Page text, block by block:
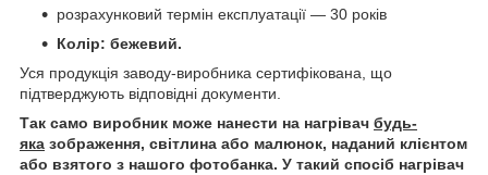
розрахунковий термін експлуатації — 30 років
Колір: бежевий.
Уся продукція заводу-виробника сертифікована, що
підтверджують відповідні документи.
Так само виробник може нанести на нагрівач будь-
яка зображення, світлина або малюнок, наданий клієнтом
або взятого з нашого фотобанка. У такий спосіб нагрівач